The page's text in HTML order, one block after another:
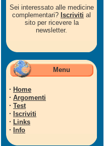
Sei interessato alle medicine
complementari? Iscriviti al
sito per ricevere la
newsletter.
Menu
· Home
· Argomenti
· Test
· Iscriviti
· Links
· Info